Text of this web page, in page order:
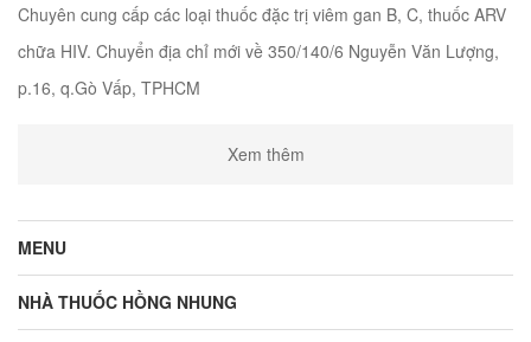
Chuyên cung cấp các loại thuốc đặc trị viêm gan B, C, thuốc ARV
chữa HIV. Chuyển địa chỉ mới về 350/140/6 Nguyễn Văn Lượng,
p.16, q.Gò Vấp, TPHCM
Xem thêm
MENU
NHÀ THUỐC HỒNG NHUNG